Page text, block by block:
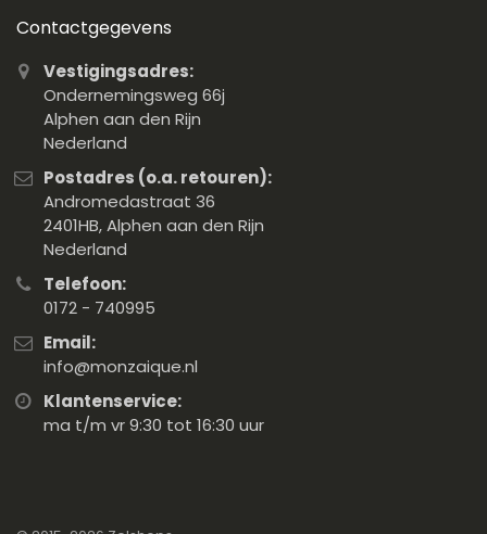
Contactgegevens
Vestigingsadres:
Ondernemingsweg 66j
Alphen aan den Rijn
Nederland
Postadres (o.a. retouren):
Andromedastraat 36
2401HB, Alphen aan den Rijn
Nederland
Telefoon:
0172 - 740995
Email:
info@monzaique.nl
Klantenservice:
ma t/m vr 9:30 tot 16:30 uur